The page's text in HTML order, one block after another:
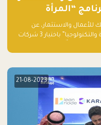
ببرنامج “المرأة
للأعمال والاستثمار، عن
تخريج الدفعة الأولى من برنامج “المرأة والتكنولوجيا” باختيار 3 شركات
الأعمال، اللواتي خضعن لبرنامج حاضنة مدته 8 أسابيع، أفكاراً مبتكرة
21-08-2023